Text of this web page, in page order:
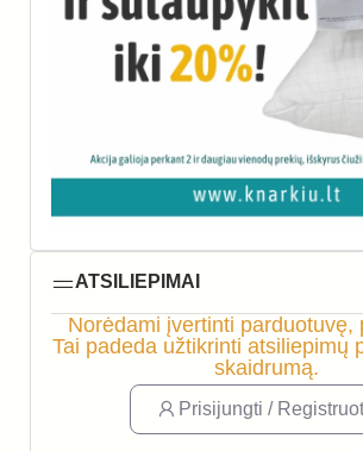
ATSILIEPIMAI
Norėdami įvertinti parduotuvę,
Tai padeda užtikrinti atsiliepimų
skaidrumą.
Prisijungti /